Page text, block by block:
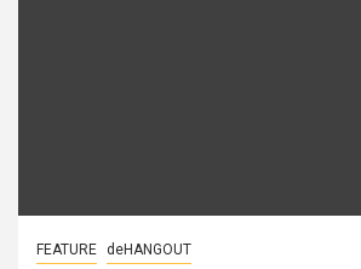
FEATURE deHANGOUT